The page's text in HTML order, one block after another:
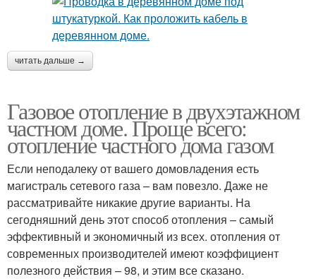
читать дальше →
Газовое отопление в двухэтажном
частном доме. Проще всего:
отопление частного дома газом
Если неподалеку от вашего домовладения есть
магистраль сетевого газа – вам повезло. Даже не
рассматривайте никакие другие варианты. На
сегодняшний день этот способ отопления – самый
эффективный и экономичный из всех. отопления от
современных производителей имеют коэффициент
полезного действия – 98, и этим все сказано.